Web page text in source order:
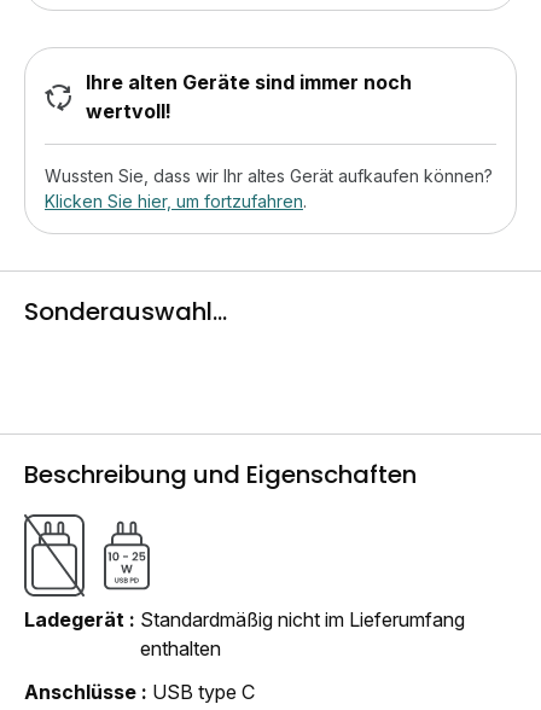
Ihre alten Geräte sind immer noch
wertvoll!
Wussten Sie, dass wir Ihr altes Gerät aufkaufen können?
Klicken Sie hier, um fortzufahren.
Sonderauswahl...
Beschreibung und Eigenschaften
Ladegerät
Standardmäßig nicht im Lieferumfang
enthalten
Anschlüsse
USB type C